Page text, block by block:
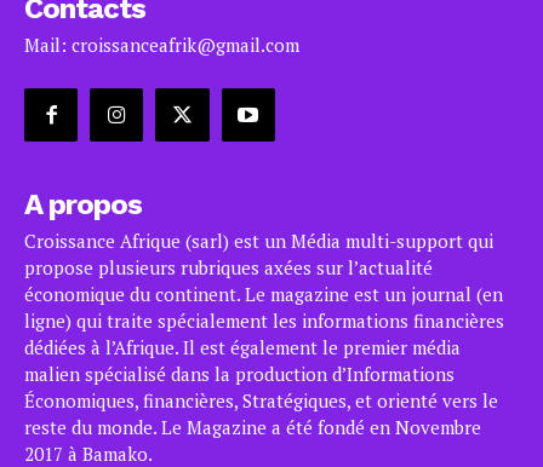
Contacts
Mail: croissanceafrik@gmail.com
A propos
Croissance Afrique (sarl) est un Média multi-support qui
propose plusieurs rubriques axées sur l’actualité
économique du continent. Le magazine est un journal (en
ligne) qui traite spécialement les informations financières
dédiées à l’Afrique. Il est également le premier média
malien spécialisé dans la production d’Informations
Économiques, financières, Stratégiques, et orienté vers le
reste du monde. Le Magazine a été fondé en Novembre
2017 à Bamako.